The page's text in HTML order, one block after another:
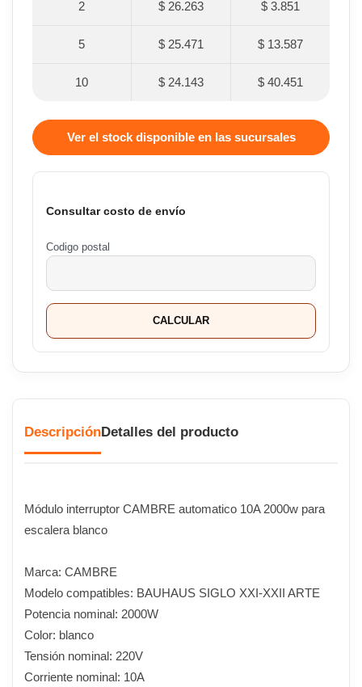
2 $ 26.263 $ 3.851
5 $ 25.471 $ 13.587
10 $ 24.143 $ 40.451
Ver el stock disponible en las sucursales
Consultar costo de envío
Codigo postal
CALCULAR
DescripciónDetalles del producto
Módulo interruptor CAMBRE automatico 10A 2000w para
escalera blanco
Marca: CAMBRE
Modelo compatibles: BAUHAUS SIGLO XXI-XXII ARTE
Potencia nominal: 2000W
Color: blanco
Tensión nominal: 220V
Corriente nominal: 10A